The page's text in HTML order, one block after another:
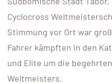
Cyclocross
Stimmung vor Ort war
Fahrer kämpften in den
und Elite um die
Weltmeisters.